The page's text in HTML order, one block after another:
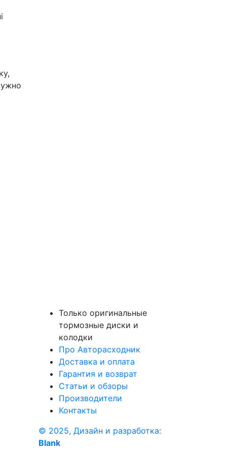
Только оригинальные
тормозные диски и
колодки
Про Авторасходник
Доставка и оплата
Гарантия и возврат
Статьи и обзоры
Производители
Контакты
© 2025, Дизайн и разработка:
Blank